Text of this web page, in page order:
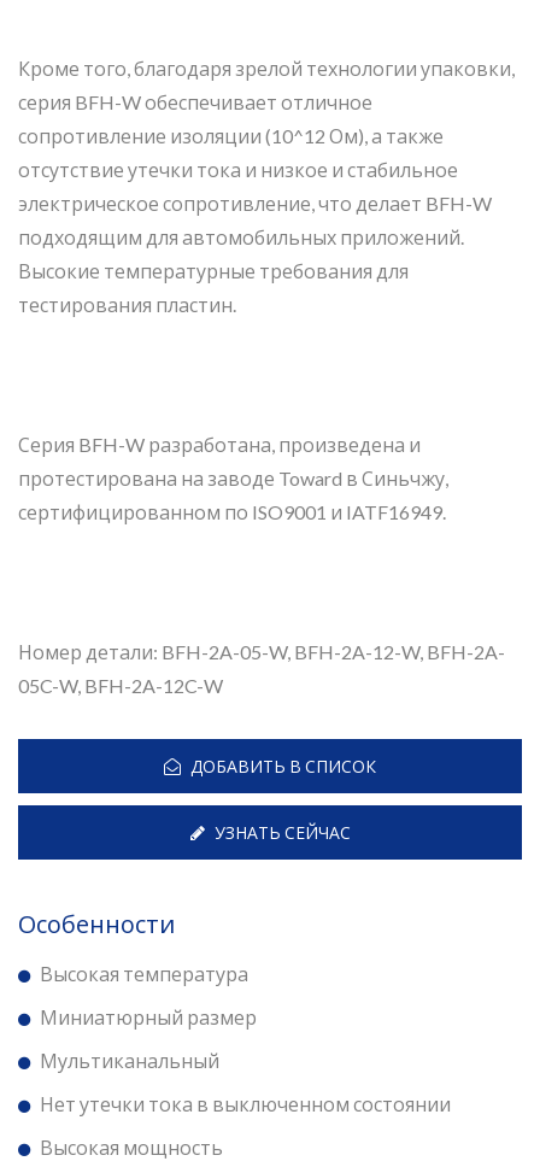
Кроме того, благодаря зрелой технологии упаковки,
серия BFH-W обеспечивает отличное
сопротивление изоляции (10^12 Ом), а также
отсутствие утечки тока и низкое и стабильное
электрическое сопротивление, что делает BFH-W
подходящим для автомобильных приложений.
Высокие температурные требования для
тестирования пластин.
Серия BFH-W разработана, произведена и
протестирована на заводе Toward в Синьчжу,
сертифицированном по ISO9001 и IATF16949.
Номер детали: BFH-2A-05-W, BFH-2A-12-W, BFH-2A-
05C-W, BFH-2A-12C-W
ДОБАВИТЬ В СПИСОК
УЗНАТЬ СЕЙЧАС
Особенности
Высокая температура
Миниатюрный размер
Мультиканальный
Нет утечки тока в выключенном состоянии
Высокая мощность